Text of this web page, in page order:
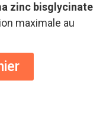
zinc bisglycinate
maximale au